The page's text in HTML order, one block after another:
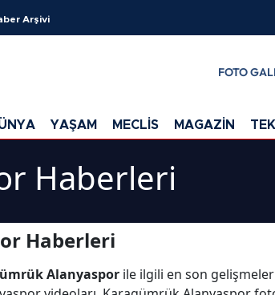
Arşivi
FOTO
YAŞAM MECLİS MAGAZİN
Haberleri
Haberleri
Alanyaspor ile ilgili en son